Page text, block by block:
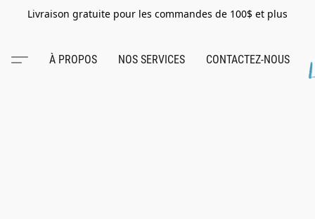
Livraison gratuite pour les commandes de 100$ et plus
À PROPOS NOS SERVICES CONTACTEZ-NOUS